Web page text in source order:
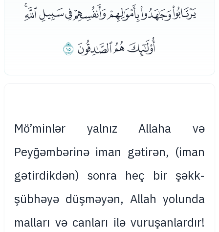
ﯕﯖﯗﯘﯙﯚﯛﯜ
ﯝﯞﯟﯠ
Mö’minlər yalnız Allaha və
Peyğəmbərinə iman gətirən, (iman
gətirdikdən) sonra heç bir şəkk-
şübhəyə düşməyən, Allah yolunda
malları və canları ilə vuruşanlardır!